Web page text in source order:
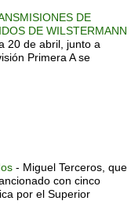
DE
DE WILSTERMANN
20 de abril, junto a
Primera A se
- Miguel Terceros, que
con cinco
por el Superior